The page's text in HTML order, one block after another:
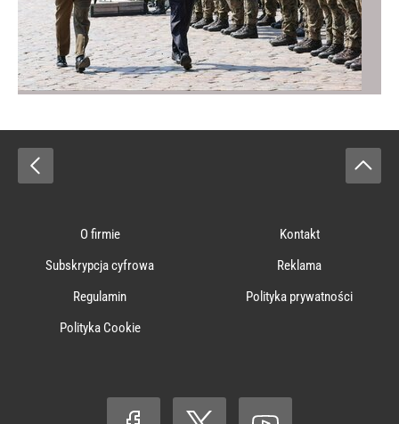
O firmie
Kontakt
Subskrypcja cyfrowa
Reklama
Regulamin
Polityka prywatności
Polityka Cookie